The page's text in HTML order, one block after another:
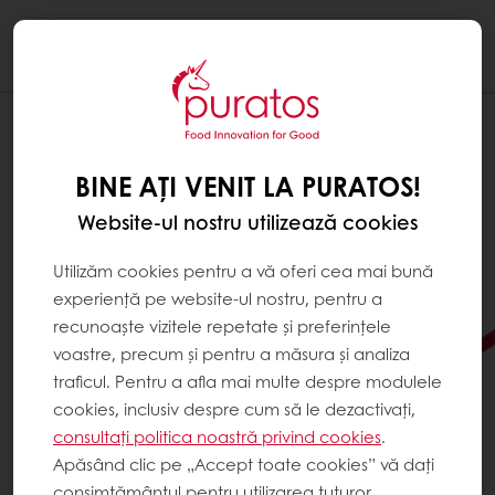
CAUȚI MODALITĂȚI DE A
BINE AȚI VENIT LA PURATOS!
Website-ul nostru utilizează cookies
Utilizăm cookies pentru a vă oferi cea mai bună
experiență pe website-ul nostru, pentru a
recunoaște vizitele repetate și preferințele
voastre, precum și pentru a măsura și analiza
traficul. Pentru a afla mai multe despre modulele
cookies, inclusiv despre cum să le dezactivați,
consultați politica noastră privind cookies.
Apăsând clic pe „Accept toate cookies” vă dați